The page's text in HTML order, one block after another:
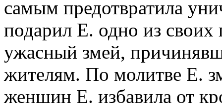
самым предотвратила
подарил Е. одно из своих
ужасный змей,
жителям. По молитве Е.
женщин Е. избавила от